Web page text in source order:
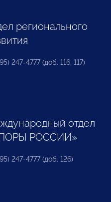
регионального
247-4777 (доб. 116, 117)
отдел
РОССИИ»
247-4777 (доб. 126)